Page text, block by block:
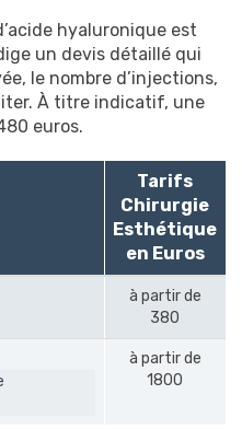
hyaluronique est
un devis détaillé qui
le nombre d’injections,
À titre indicatif, une
euros.
Tarifs
Chirurgie
Esthétique
en Euros
à partir de
380
à partir de
1800